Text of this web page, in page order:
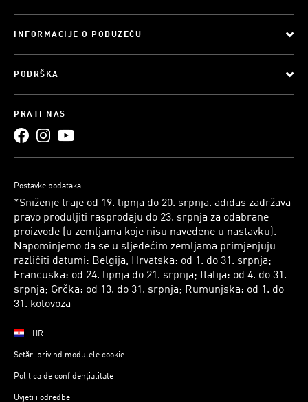
INFORMACIJE O PODUZEĆU
PODRŠKA
PRATI NAS
Postavke podataka
*Sniženje traje od 19. lipnja do 20. srpnja. adidas zadržava
pravo produljiti rasprodaju do 23. srpnja za odabrane
proizvode (u zemljama koje nisu navedene u nastavku).
Napominjemo da se u sljedećim zemljama primjenjuju
različiti datumi: Belgija, Hrvatska: od 1. do 31. srpnja;
Francuska: od 24. lipnja do 21. srpnja; Italija: od 4. do 31.
srpnja; Grčka: od 13. do 31. srpnja; Rumunjska: od 1. do
31. kolovoza
HR
Setări privind modulele cookie
Politica de confidențialitate
Uvjeti i odredbe